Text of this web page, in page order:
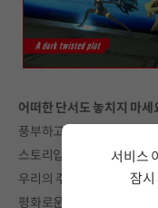
어떠한 단서도 놓치지 마세
풍부하고 어두운 사이버
스토리입니다.
우리의 주인공 앤 플로레
평화로운 일상이 깨져버렸
서비스
잠시
서비스 이